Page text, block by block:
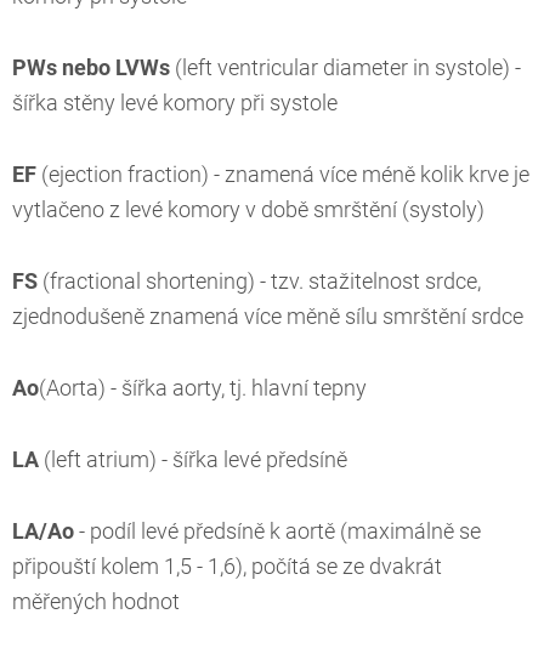
PWs nebo LVWs (left ventricular diameter in systole) -
šířka stěny levé komory při systole
EF (ejection fraction) - znamená více méně kolik krve je
vytlačeno z levé komory v době smrštění (systoly)
FS (fractional shortening) - tzv. stažitelnost srdce,
zjednodušeně znamená více měně sílu smrštění srdce
Ao(Aorta) - šířka aorty, tj. hlavní tepny
LA (left atrium) - šířka levé předsíně
LA/Ao - podíl levé předsíně k aortě (maximálně se
připouští kolem 1,5 - 1,6), počítá se ze dvakrát
měřených hodnot